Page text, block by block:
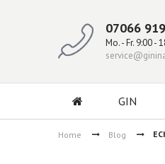
07066
Mo. - Fr. 9:00 -
GIN
Home Blog